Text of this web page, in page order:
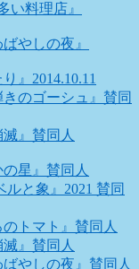
い料理店』
やしの夜』
』2014.10.11
のゴーシュ』賛同
』賛同人
星』賛同人
と象』2021 賛同
トマト』賛同人
』賛同人
やしの夜』賛同人